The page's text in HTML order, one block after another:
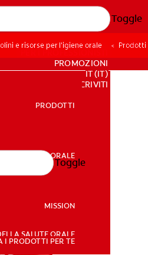
Toggle
SALUTE ORALE
PER I PROFESSIONISTI
PROMOZIONI
IT (IT)
ISCRIVITI
PRODOTTI
SALUTE ORALE
MISSION
SALUTE ORALE
I PRODOTTI PER TE
Toggle
e risorse per l’igiene orale Prodotti